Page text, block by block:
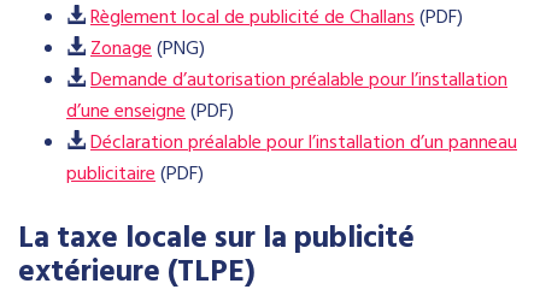
Règlement local de publicité de Challans(PDF)
Zonage(PNG)
Demande d’autorisation préalable pour l’installation
d’une enseigne(PDF)
Déclaration préalable pour l’installation d’un panneau
publicitaire(PDF)
La taxe locale sur la publicité
extérieure (TLPE)